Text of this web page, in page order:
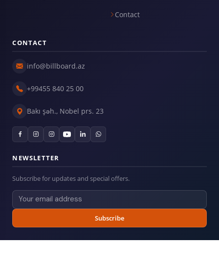
Contact
CONTACT
info@billboard.az
+99455 840 25 00
Bakı şəh., Nobel prs. 23
NEWSLETTER
Subscribe for updates and special offers.
Subscribe